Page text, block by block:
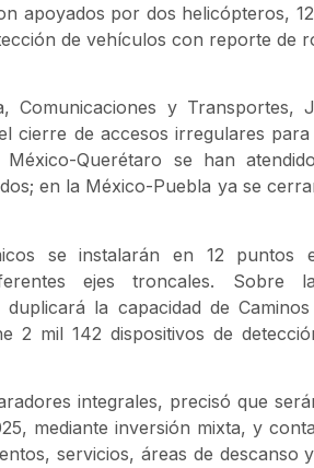
apoyados por dos helicópteros,
de vehículos con reporte de
Comunicaciones y Transportes,
cierre de accesos irregulares
Querétaro se han
en la México-Puebla ya se
se instalarán en 12 puntos
ejes troncales. Sobre
la capacidad de
2 mil 142 dispositivos de
integrales, precisó que
mediante inversión mixta, y
servicios, áreas de descanso